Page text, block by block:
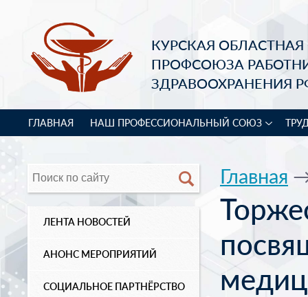
КУРСКАЯ
ПРОФСОЮЗА
ЗДРАВООХРАНЕНИЯ
ГЛАВНАЯ НАШ ПРОФЕССИОНАЛЬНЫЙ СОЮЗ
ЛЕНТА НОВОСТЕЙ
АНОНС МЕРОПРИЯТИЙ
СОЦИАЛЬНОЕ ПАРТНЁРСТВО
Главная